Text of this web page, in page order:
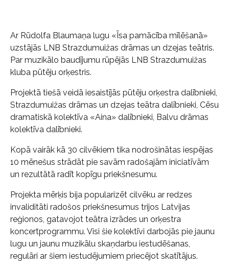
Ar Rūdolfa Blaumaņa lugu «Īsa pamācība mīlēšanā»
uzstājās LNB Strazdumuižas drāmas un dzejas teātris.
Par muzikālo baudījumu rūpējās LNB Strazdumuižas
kluba pūtēju orķestris.
Projektā tiešā veidā iesaistījās pūtēju orķestra dalībnieki,
Strazdumuižas drāmas un dzejas teātra dalībnieki, Cēsu
dramatiskā kolektīva «Aina» dalībnieki, Balvu drāmas
kolektīva dalībnieki.
Kopā vairāk kā 30 cilvēkiem tika nodrošinātas iespējas
10 mēnešus strādāt pie savām radošajām iniciatīvām
un rezultātā radīt kopīgu priekšnesumu.
Projekta mērķis bija popularizēt cilvēku ar redzes
invaliditāti radošos priekšnesumus trijos Latvijas
reģionos, gatavojot teātra izrādes un orķestra
koncertprogrammu. Visi šie kolektīvi darbojās pie jaunu
lugu un jaunu muzikālu skaņdarbu iestudēšanas,
regulāri ar šiem iestudējumiem priecējot skatītājus.